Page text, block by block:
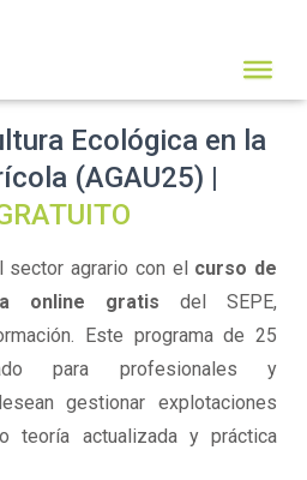
Ecológica en la
(AGAU25) |
sector agrario con el curso de
online gratis del SEPE,
Este programa de 25
para profesionales y
gestionar explotaciones
teoría actualizada y práctica